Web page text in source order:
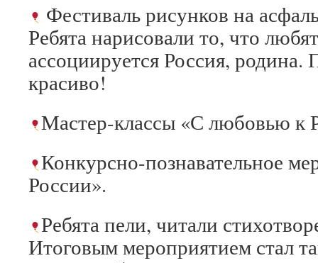
Фестиваль рисунков на
Ребята нарисовали то, что
ассоциируется Россия, родина.
красиво!
Мастер-классы «С любовью к
Конкурсно-познавательное
России».
Ребята пели, читали
Итоговым мероприятием стал